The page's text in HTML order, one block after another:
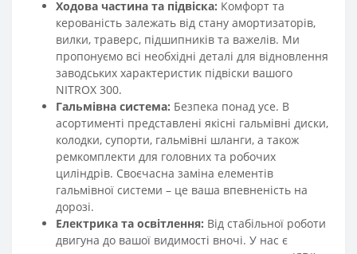
Ходова частина та підвіска: Комфорт та
керованість залежать від стану амортизаторів,
вилки, траверс, підшипників та важелів. Ми
пропонуємо всі необхідні деталі для відновлення
заводських характеристик підвіски вашого
NITROX 300.
Гальмівна система: Безпека понад усе. В
асортименті представлені якісні гальмівні диски,
колодки, супорти, гальмівні шланги, а також
ремкомплекти для головних та робочих
циліндрів. Своєчасна заміна елементів
гальмівної системи – це ваша впевненість на
дорозі.
Електрика та освітлення: Від стабільної роботи
двигуна до вашої видимості вночі. У нас є